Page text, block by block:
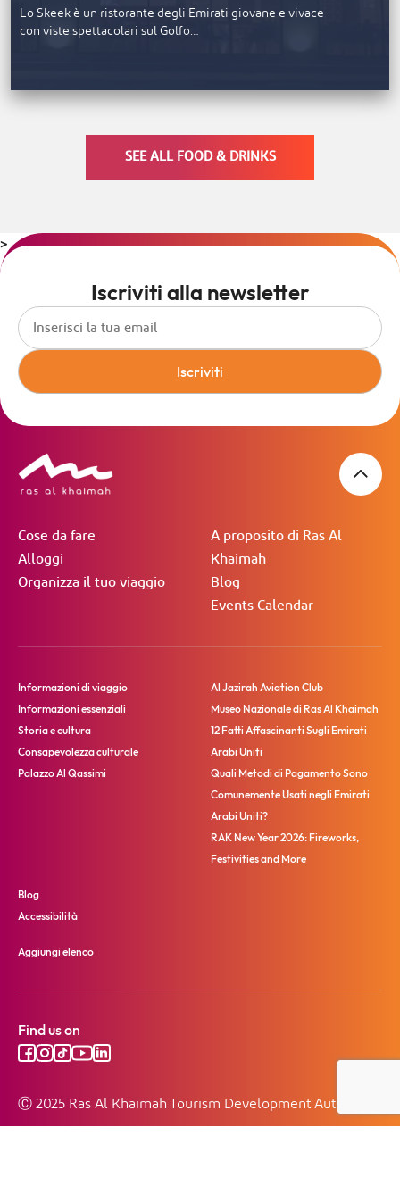
Lo Skeek è un ristorante degli Emirati giovane e vivace
con viste spettacolari sul Golfo…
SEE ALL FOOD & DRINKS
>
Iscriviti alla newsletter
Iscriviti
Cose da fare
Alloggi
Organizza il tuo viaggio
A proposito di Ras Al
Khaimah
Blog
Events Calendar
Informazioni di viaggio
Informazioni essenziali
Storia e cultura
Consapevolezza culturale
Palazzo Al Qassimi
Al Jazirah Aviation Club
Museo Nazionale di Ras Al Khaimah
12 Fatti Affascinanti Sugli Emirati
Arabi Uniti
Quali Metodi di Pagamento Sono
Comunemente Usati negli Emirati
Arabi Uniti?
RAK New Year 2026: Fireworks,
Festivities and More
Blog
Accessibilità
Aggiungi elenco
Find us on
Ⓒ 2025 Ras Al Khaimah Tourism Development Authority